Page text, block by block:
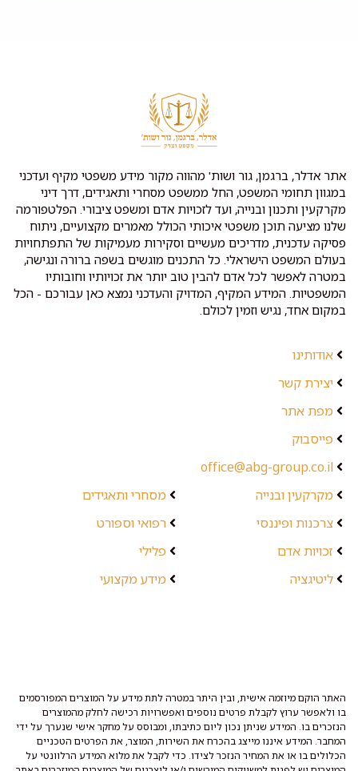
אתר אדלר, ברגמן, גור ושות' מהווה מקור מידע משפטי מקיף ועדכני
במגוון תחומי המשפט, החל ממשפט מסחרי ותאגידים, דרך דיני
מקרקעין ותכנון ובנייה, ועד לזכויות אדם ומשפט ציבורי. הפלטפורמה
שלנו מציעה תוכן משפטי איכותי הכולל מאמרים מקצועיים, ניתוח
פסיקה עדכנית, מדריכים מעשיים וסקירות מעמיקות של התפתחויות
בעולם המשפט הישראלי. כל התכנים מוגשים בשפה ברורה ונגישה,
במטרה לאפשר לכל אדם להבין טוב יותר את זכויותיו וחובותיו
המשפטיות. המידע המקיף, המדויק והעדכני נמצא כאן עבורכם - הכל
במקום אחד, נגיש וזמין לכולם.
אודותינו
יצירת קשר
מפת אתר
פייסבוק
office@abg-group.co.il
מקרקעין ובנייה
צרכנות ופיננסי
זכויות אדם
ליטיגציה
מסחרי ותאגידים
רפואי וספורט
פלילי
מידע מקצועי
האתר הוקם מיוזמה אישית, ובין היתר במטרה לתת מידע על המוצרים המפורסמים
בו ולאפשר ערוץ לקבלת פרטים נוספים ואפשרויות רכישה לחלק מהמוצרים
הנזכרים בו. המידע שניתן נכון ליום כתיבתו, ומבוסס על מחקר אישי שנערך על ידי
המחבר. המידע איננו מייצג בהכרח את השירות, המוצר, את הפרטים הטכניים
הכלולים בו או את המחיר הנזכר לצידו. כדי לקבל את מלוא המידע הרלוונטי על